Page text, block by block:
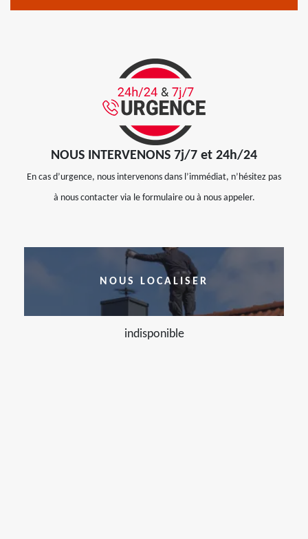
NOUS INTERVENONS 7j/7 et 24h/24
En cas d’urgence, nous intervenons dans l’immédiat, n’hésitez pas
à nous contacter via le formulaire ou à nous appeler.
NOUS LOCALISER
indisponible